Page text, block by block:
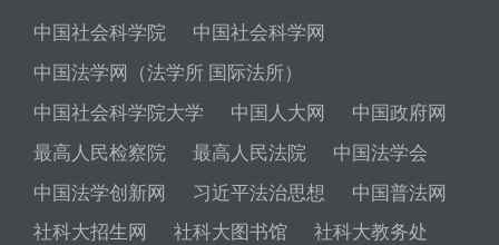
中国社会科学院
中国社会科学网
中国法学网（法学所 国际法所）
中国社会科学院大学
中国人大网
中国政府网
最高人民检察院
最高人民法院
中国法学会
中国法学创新网
习近平法治思想
中国普法网
社科大招生网
社科大图书馆
社科大教务处